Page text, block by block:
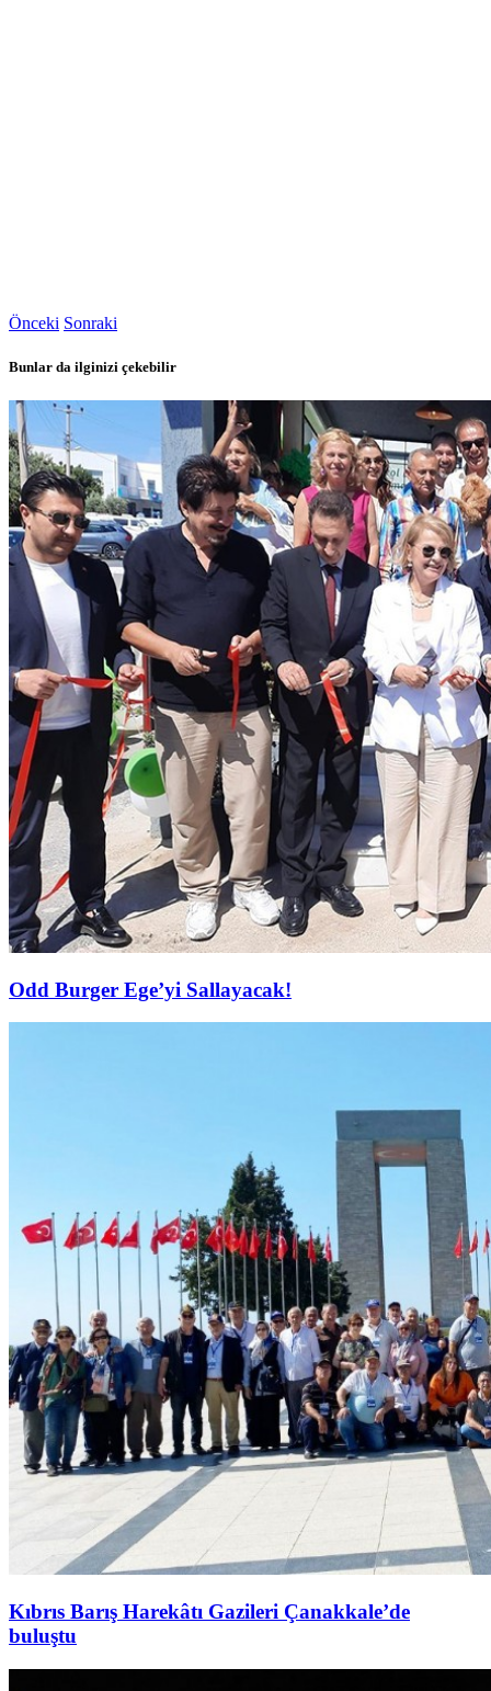
Önceki Sonraki
Bunlar da ilginizi çekebilir
Odd Burger Ege’yi Sallayacak!
Kıbrıs Barış Harekâtı Gazileri Çanakkale’de
buluştu